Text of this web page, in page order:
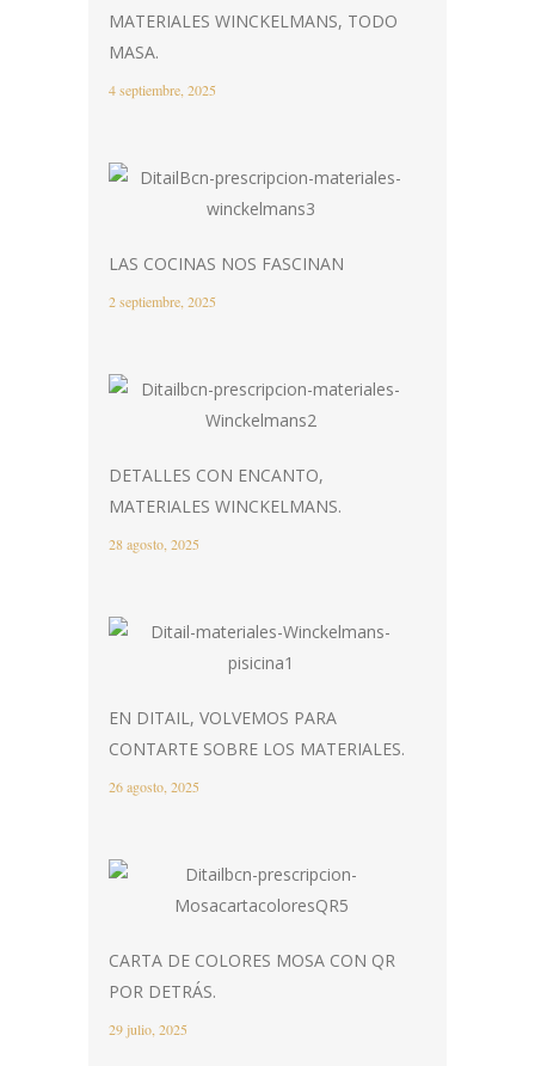
MATERIALES WINCKELMANS, TODO
MASA.
4 septiembre, 2025
LAS COCINAS NOS FASCINAN
2 septiembre, 2025
DETALLES CON ENCANTO,
MATERIALES WINCKELMANS.
28 agosto, 2025
EN DITAIL, VOLVEMOS PARA
CONTARTE SOBRE LOS MATERIALES.
26 agosto, 2025
CARTA DE COLORES MOSA CON QR
POR DETRÁS.
29 julio, 2025